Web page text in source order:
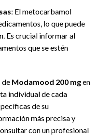
: El metocarbamol
lo que puede
Es crucial informar al
que se estén
de Modamood 200 mgen
individual de cada
de su
más precisa y
con un profesional